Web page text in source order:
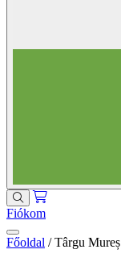
Fiókom
Főoldal / Târgu Mureș